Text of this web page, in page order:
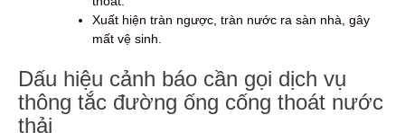
Xuất hiện tràn ngược, tràn nước ra sàn nhà, gây
mất vệ sinh.
Dấu hiệu cảnh báo cần gọi dịch vụ
thông tắc đường ống cống thoát nước
thải